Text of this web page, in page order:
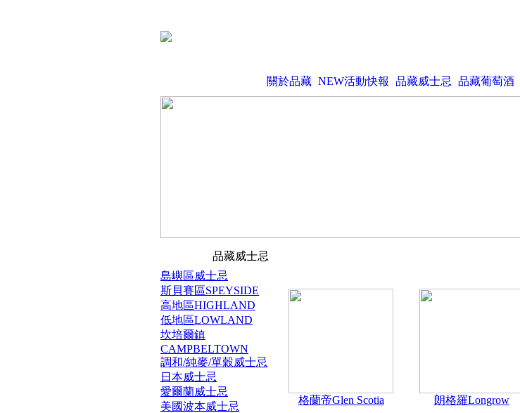
關於品藏 NEW活動快報 品藏威士忌 品藏葡萄酒
品藏威士忌
島嶼區威士忌
斯貝賽區SPEYSIDE
高地區HIGHLAND
低地區LOWLAND
坎培爾鎮
CAMPBELTOWN
調和/純麥/單穀威士忌
日本威士忌
愛爾蘭威士忌
美國波本威士忌
格蘭帝Glen Scotia 朗格羅Longrow